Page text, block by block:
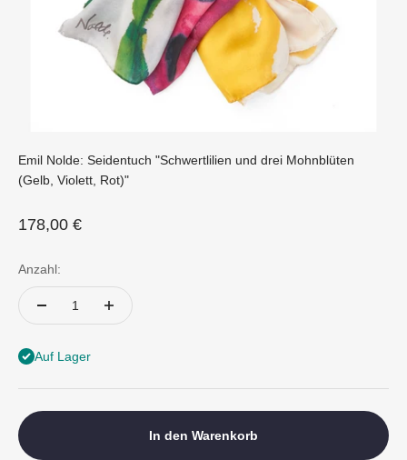
Emil Nolde: Seidentuch "Schwertlilien und drei Mohnblüten
(Gelb, Violett, Rot)"
Angebot
178,00 €
Anzahl:
Auf Lager
In den Warenkorb